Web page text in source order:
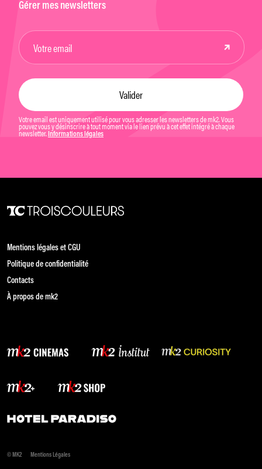
Gérer mes newsletters
Votre email est uniquement utilisé pour vous adresser les newsletters de mk2. Vous
pouvez vous y désinscrire à tout moment via le lien prévu à cet effet intégré à chaque
newsletter. Informations légales
Mentions légales et CGU
Politique de confidentialité
Contacts
À propos de mk2
© MK2 Mentions Légales